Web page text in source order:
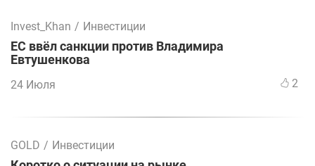
Invest_Khan / Инвестиции
ЕС ввёл санкции против Владимира
Евтушенкова
24 Июля 2
GOLD / Инвестиции